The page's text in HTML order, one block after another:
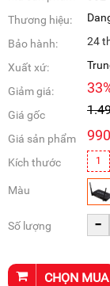
Thương hiệu:
Bảo hành: 24
Xuất xứ:
Giảm giá: 33
Giá gốc
Giá sản phẩm
Kích thước 1
Màu
Số lượng -
CHỌN MUA